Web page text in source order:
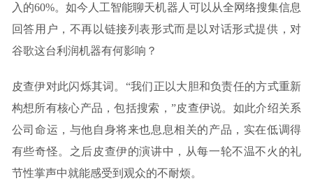
入的60%。如今人工智能聊天机器人可以从全网络搜集信息
回答用户，不再以链接列表形式而是以对话形式提供，对
谷歌这台利润机器有何影响？
皮查伊对此闪烁其词。“我们正以大胆和负责任的方式重新
构想所有核心产品，包括搜索，”皮查伊说。如此介绍关系
公司命运，与他自身将来也息息相关的产品，实在低调得
有些奇怪。之后皮查伊的演讲中，从每一轮不温不火的礼
节性掌声中就能感受到观众的不耐烦。